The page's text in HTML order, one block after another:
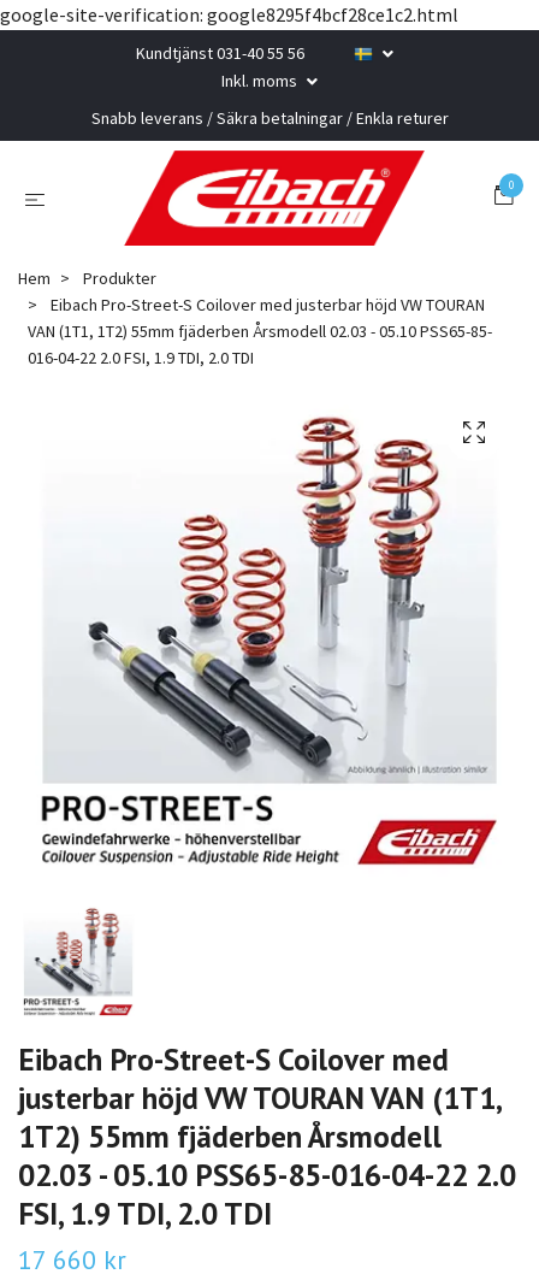
google-site-verification: google8295f4bcf28ce1c2.html
Kundtjänst 031-40 55 56
Inkl. moms
Snabb leverans / Säkra betalningar / Enkla returer
0
Hem
Produkter
Eibach Pro-Street-S Coilover med justerbar höjd VW TOURAN
VAN (1T1, 1T2) 55mm fjäderben Årsmodell 02.03 - 05.10 PSS65-85-
016-04-22 2.0 FSI, 1.9 TDI, 2.0 TDI
Eibach Pro-Street-S Coilover med
justerbar höjd VW TOURAN VAN (1T1,
1T2) 55mm fjäderben Årsmodell
02.03 - 05.10 PSS65-85-016-04-22 2.0
FSI, 1.9 TDI, 2.0 TDI
17 660 kr